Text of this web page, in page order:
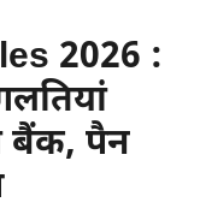
2026 :
बैंक, पैन